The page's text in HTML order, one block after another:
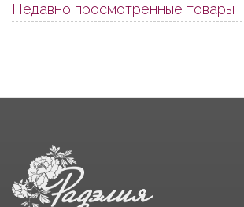
Недавно просмотренные товары